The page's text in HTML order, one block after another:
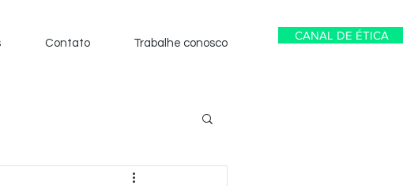
Contato Trabalhe conosco
CANAL DE ÉTICA